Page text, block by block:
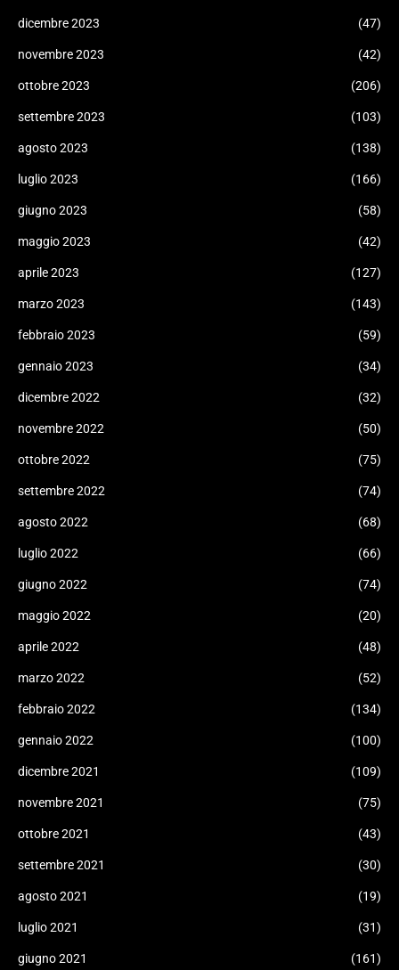
dicembre 2023 (47)
novembre 2023 (42)
ottobre 2023 (206)
settembre 2023 (103)
agosto 2023 (138)
luglio 2023 (166)
giugno 2023 (58)
maggio 2023 (42)
aprile 2023 (127)
marzo 2023 (143)
febbraio 2023 (59)
gennaio 2023 (34)
dicembre 2022 (32)
novembre 2022 (50)
ottobre 2022 (75)
settembre 2022 (74)
agosto 2022 (68)
luglio 2022 (66)
giugno 2022 (74)
maggio 2022 (20)
aprile 2022 (48)
marzo 2022 (52)
febbraio 2022 (134)
gennaio 2022 (100)
dicembre 2021 (109)
novembre 2021 (75)
ottobre 2021 (43)
settembre 2021 (30)
agosto 2021 (19)
luglio 2021 (31)
giugno 2021 (161)